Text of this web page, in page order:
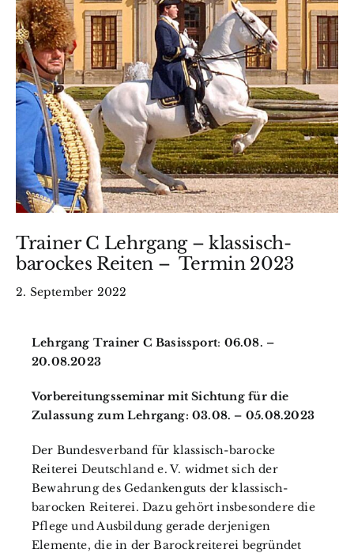
BfkbR
Markt
Termine
Kontakt
Search
for:
Trainer C Lehrgang – klassisch-
barockes Reiten – Termin 2023
2. September 2022
Lehrgang Trainer C Basissport: 06.08. –
20.08.2023
Vorbereitungsseminar mit Sichtung für die
Zulassung zum Lehrgang: 03.08. – 05.08.2023
Der Bundesverband für klassisch-barocke
Reiterei Deutschland e. V. widmet sich der
Bewahrung des Gedankenguts der klassisch-
barocken Reiterei. Dazu gehört insbesondere die
Pflege und Ausbildung gerade derjenigen
Elemente, die in der Barockreiterei begründet